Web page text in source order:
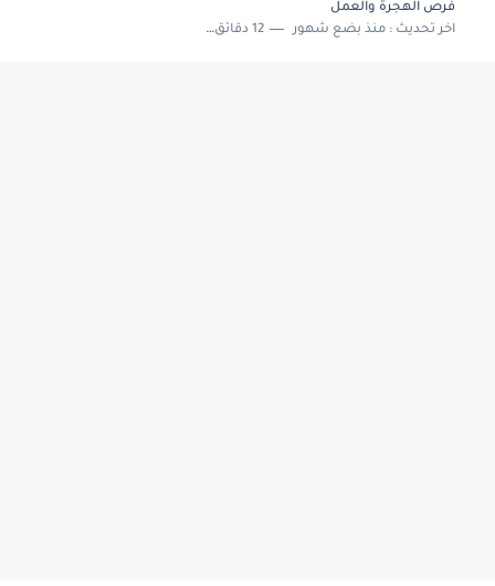
فرص الهجرة والعمل
اخر تحديث :منذ بضع شهور 12 دقائق للقراءة